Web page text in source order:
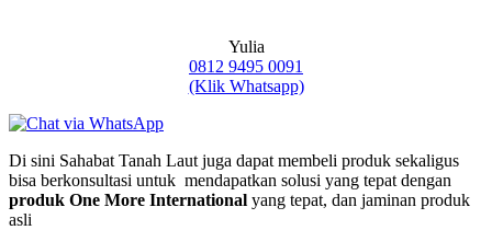
Yulia
0812 9495 0091
(Klik Whatsapp)
Di sini Sahabat Tanah Laut juga dapat membeli produk sekaligus
bisa berkonsultasi untuk mendapatkan solusi yang tepat dengan
produk One More International yang tepat, dan jaminan produk
asli